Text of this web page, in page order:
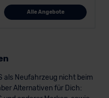
Alle Angebote
als Neufahrzeug nicht beim
Alternativen für Dich: